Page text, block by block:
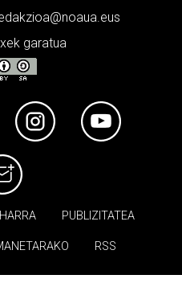
garatua
PUBLIZITATEA
RSS